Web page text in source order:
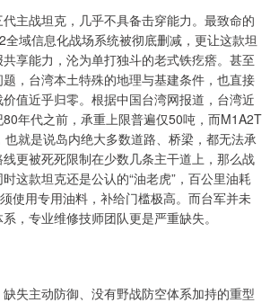
主战坦克，几乎不具备击穿能力。最致命的
域信息化战场系统被彻底删减，更让这款坦
享能力，沦为单打独斗的老式铁疙瘩。甚至
，台湾本土特殊的地理与基建条件，也直接
值近乎归零。根据中国台湾网报道，台湾近
年代之前，承重上限普遍仅50吨，而M1A2T
就是说岛内绝大多数道路、桥梁，都无法承
更被死死限制在少数几条主干道上，那么战
这款坦克还是公认的“油老虎”，百公里油耗
使用专用油料，补给门槛极高。而台军并未
，专业维修技师团队更是严重缺失。
失主动防御、没有野战防空体系加持的重型